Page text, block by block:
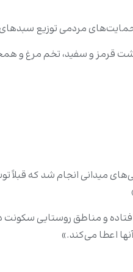
مردمی توزیع سبدهای
قرمز و سفید، تخم مرغ و
میدانی انجام شد که
و مناطق روستایی سکونت
اعطا می‌کند.»